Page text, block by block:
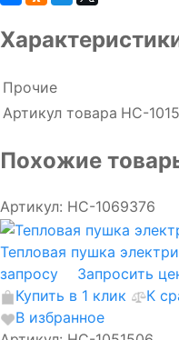
Прочие
Артикул товара НС-
Похожие
Артикул: НС-1069376
Тепловая пушка
запросу
Запросить
Купить в 1 клик
К
В избранное